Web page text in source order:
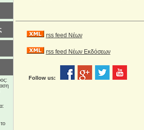
rss feed Νέων
rss feed Νέων Εκδόσεων
Follow us: